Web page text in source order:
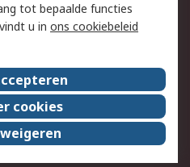
Over ons
Werken bij RS
tot bepaalde functies
u in ons cookiebeleid
cookies